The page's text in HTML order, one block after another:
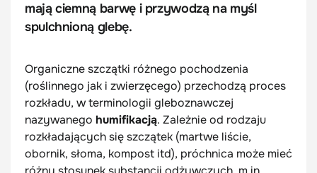
mają ciemną barwę i przywodzą na myśl
spulchnioną glebę.
Organiczne szczątki różnego pochodzenia
(roślinnego jak i zwierzęcego) przechodzą proces
rozkładu, w terminologii gleboznawczej
nazywanego humifikacją. Zależnie od rodzaju
rozkładających się szczątek (martwe liście,
obornik, słoma, kompost itd), próchnica może mieć